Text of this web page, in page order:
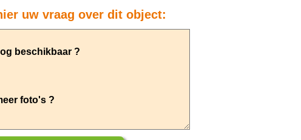
uw vraag over dit object: